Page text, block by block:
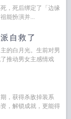
，死后绑定了「边缘
能扮演并...
自救了
的白月光。生前对男
推动男女主感情戏
，获得杀敌掉装系
，解锁成就，更能得